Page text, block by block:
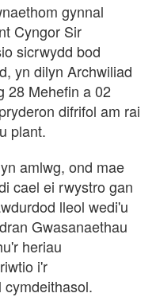
gynnal
Cyngor Sir
sicrwydd bod
yn dilyn Archwiliad
28 Mehefin a 02
difrifol am rai
plant.
amlwg, ond mae
cael ei rwystro gan
lleol wedi'u
Gwasanaethau
heriau
i'r